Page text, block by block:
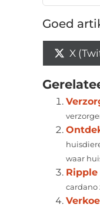
Goed
X
waar
Ripple
cardano